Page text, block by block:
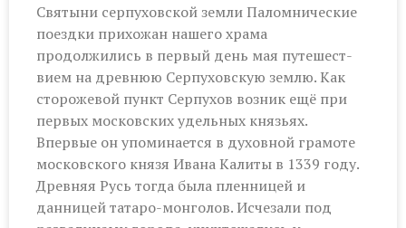
Святыни серпуховской земли Паломнические
поездки прихожан нашего храма
продолжились в первый день мая путешест­
вием на древнюю Серпуховскую землю. Как
сторожевой пункт Серпухов возник ещё при
первых московских удельных князьях.
Впервые он упоминается в духовной грамоте
московского князя Ивана Калиты в 1339 году.
Древняя Русь тогда была пленницей и
данницей татаро-монголов. Исчезали под